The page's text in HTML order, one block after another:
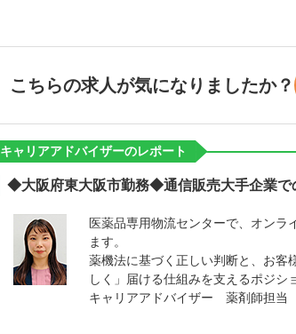
こちらの求人が気になりましたか？
キャリアアドバイザーのレポート
◆大阪府東大阪市勤務◆通信販売大手企業で
医薬品専用物流センターで、オン
ます。
薬機法に基づく正しい判断と、お客
しく」届ける仕組みを支えるポジシ
キャリアアドバイザー 薬剤師担当